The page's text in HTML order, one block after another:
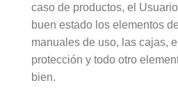
caso de productos, el
buen estado los elementos
manuales de uso, las cajas,
protección y todo otro
bien.